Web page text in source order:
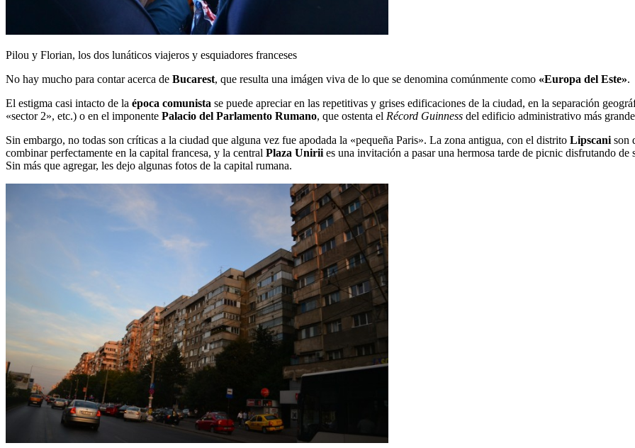
Pilou y Florian, los dos lunáticos viajeros y esquiadores franceses
No hay mucho para contar acerca de Bucarest, que resulta una imágen viva de lo que se denomina comúnmente como «Europa del Este».
El estigma casi intacto de la época comunista se puede apreciar en las repetitivas y grises edificaciones de la ciudad, en la separación
«sector 2», etc.) o en el imponente Palacio del Parlamento Rumano, que ostenta el Récord Guinness del edificio administrativo más
Sin embargo, no todas son críticas a la ciudad que alguna vez fue apodada la «pequeña Paris». La zona antigua, con el distrito Lipscani son
combinar perfectamente en la capital francesa, y la central Plaza Unirii es una invitación a pasar una hermosa tarde de picnic disfrutando de
Sin más que agregar, les dejo algunas fotos de la capital rumana.